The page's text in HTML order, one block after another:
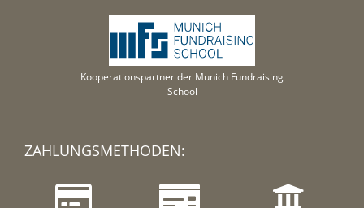
Kooperationspartner der Munich Fundraising
School
ZAHLUNGSMETHODEN: